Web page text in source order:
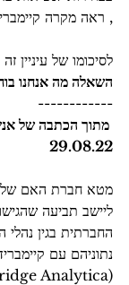
, ראה מקרה
לסיכומו של עיניין
השאלה מה אנחנו
------------
מתוך הכתבה של
29.08.22
מטא חברת האם של
ליישב תביעה
החברתית בגין
נתוניהם עם